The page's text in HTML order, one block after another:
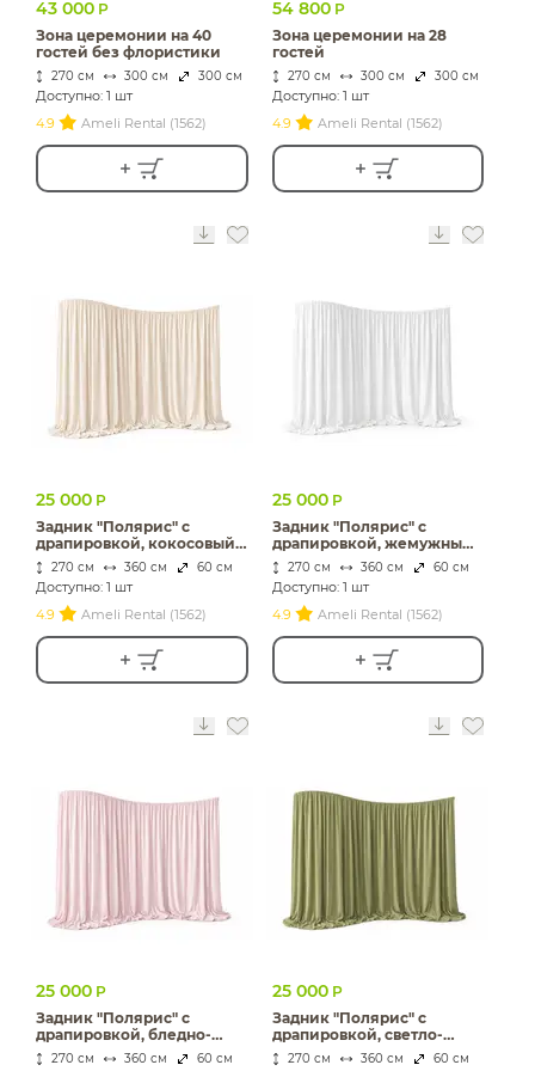
43 000 Р
Зона церемонии на 40
гостей без флористики
270 см 300 см 300 см
Доступно: 1 шт
4.9
Ameli Rental (1562)
54 800 Р
Зона церемонии на 28
гостей
270 см 300 см 300 см
Доступно: 1 шт
4.9
Ameli Rental (1562)
25 000 Р
Задник "Полярис" с
драпировкой, кокосовый
раф бархат
270 см 360 см 60 см
Доступно: 1 шт
4.9
Ameli Rental (1562)
25 000 Р
Задник "Полярис" с
драпировкой, жемужный
бархат
270 см 360 см 60 см
Доступно: 1 шт
4.9
Ameli Rental (1562)
25 000 Р
Задник "Полярис" с
драпировкой, бледно-
розовый бархат
270 см 360 см 60 см
25 000 Р
Задник "Полярис" с
драпировкой, светло-
зеленый бархат
270 см 360 см 60 см